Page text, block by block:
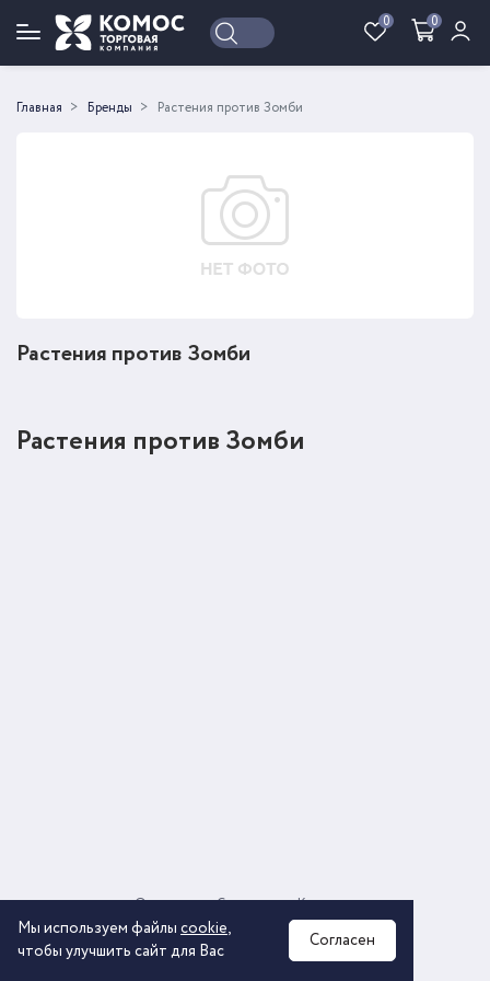
0 0
Войти Регистрация
Главная Бренды Растения против Зомби
Растения против Зомби
Растения против Зомби
2026 © ООО «КОМОС ГРУПП» «Торговая компания»
О компании Соглашение
Политика обработки персональных данных
Контакты
Мы используем файлы cookie,
чтобы улучшить сайт для Вас
Согласен